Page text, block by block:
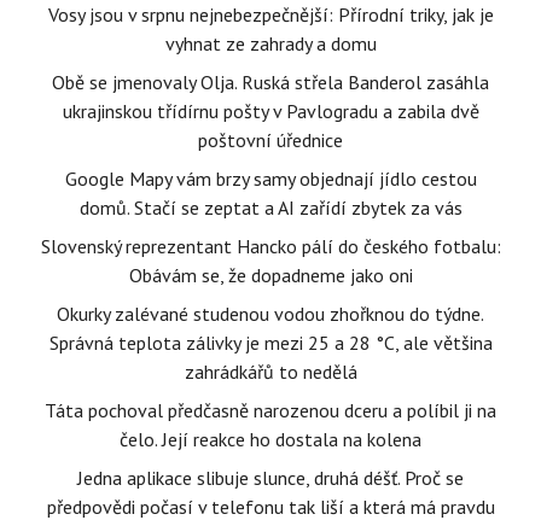
Vosy jsou v srpnu nejnebezpečnější: Přírodní triky, jak je
vyhnat ze zahrady a domu
Obě se jmenovaly Olja. Ruská střela Banderol zasáhla
ukrajinskou třídírnu pošty v Pavlogradu a zabila dvě
poštovní úřednice
Google Mapy vám brzy samy objednají jídlo cestou
domů. Stačí se zeptat a AI zařídí zbytek za vás
Slovenský reprezentant Hancko pálí do českého fotbalu:
Obávám se, že dopadneme jako oni
Okurky zalévané studenou vodou zhořknou do týdne.
Správná teplota zálivky je mezi 25 a 28 °C, ale většina
zahrádkářů to nedělá
Táta pochoval předčasně narozenou dceru a políbil ji na
čelo. Její reakce ho dostala na kolena
Jedna aplikace slibuje slunce, druhá déšť. Proč se
předpovědi počasí v telefonu tak liší a která má pravdu